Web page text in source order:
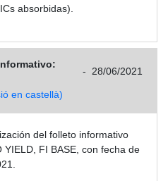
absorbidas).
- 28/06/2021
en castellà)
del folleto informativo
YIELD, FI BASE, con fecha de